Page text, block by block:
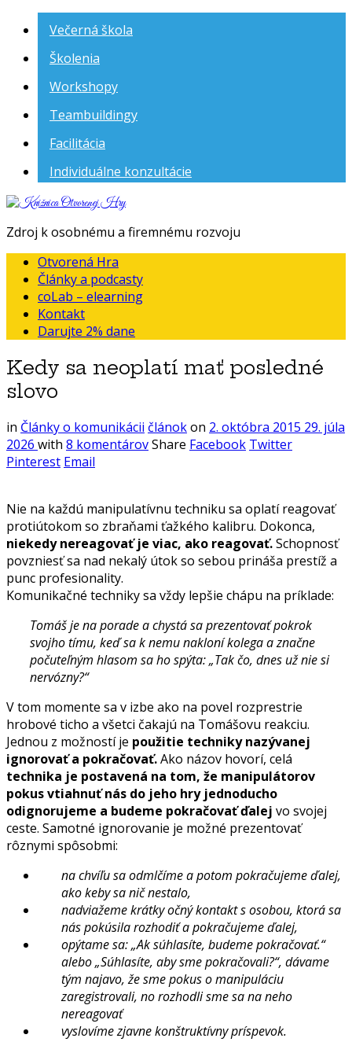
Večerná škola
Školenia
Workshopy
Teambuildingy
Facilitácia
Individuálne konzultácie
Knižnica
Hry
Zdroj k osobnému a firemnému rozvoju
Otvorená Hra
Články a podcasty
coLab – elearning
Kontakt
Darujte 2% dane
Kedy sa neoplatí mať posledné
slovo
in Články o komunikácii článokon 2. októbra 2015 29. júla
2026 with 8 komentárovShare Facebook Twitter
Pinterest Email
Nie na každú manipulatívnu techniku sa oplatí reagovať
protiútokom so zbraňami ťažkého kalibru. Dokonca,
niekedy nereagovať je viac, ako reagovať.Schopnosť
povzniesť sa nad nekalý útok so sebou prináša prestíž a
punc profesionality.
Komunikačné techniky sa vždy lepšie chápu na príklade:
Tomáš je na porade a chystá sa prezentovať pokrok
svojho tímu, keď sa k nemu nakloní kolega a značne
počuteľným hlasom sa ho spýta: „Tak čo, dnes už nie si
nervózny?“
V tom momente sa v izbe ako na povel rozprestrie
hrobové ticho a všetci čakajú na Tomášovu reakciu.
Jednou z možností je použitie techniky nazývanej
ignorovať a pokračovať.Ako názov hovorí, celá
technika je postavená na tom, že manipulátorov
pokus vtiahnuť nás do jeho hry jednoducho
odignorujeme a budeme pokračovať ďalej vo svojej
ceste. Samotné ignorovanie je možné prezentovať
rôznymi spôsobmi:
na chvíľu sa odmlčíme a potom pokračujeme ďalej,
ako keby sa nič nestalo,
nadviažeme krátky očný kontakt s osobou, ktorá sa
nás pokúsila rozhodiť a pokračujeme ďalej,
opýtame sa: „Ak súhlasíte, budeme pokračovať.“
alebo „Súhlasíte, aby sme pokračovali?“, dávame
tým najavo, že sme pokus o manipuláciu
zaregistrovali, no rozhodli sme sa na neho
nereagovať
vyslovíme zjavne konštruktívny príspevok.